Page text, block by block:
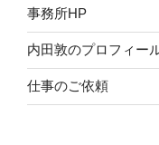
事務所HP
内田敦のプロフィー
仕事のご依頼